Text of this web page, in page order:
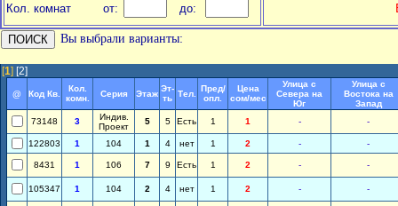
Кол. комнат от: до:
Вы выбрали варианты:
[1] [2]
@ Код Кв.
Кол.
комн.
Серия Этаж
Эт-
ть Тел.
Пред/
опл.
Цена
сом/мес
Улица с
Севера на
Юг
Улица с
Востока на
Запад
73148
3
Индив.
Проект
5 5 Есть 1 1 - -
122803 1 104 1 4 нет 1 2 - -
8431 1 106 7 9 Есть 1 2 - -
105347 1 104 2 4 нет 1 2 - -